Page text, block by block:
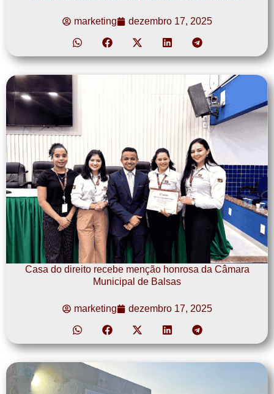
marketing dezembro 17, 2025
Casa do direito recebe menção honrosa da Câmara
Municipal de Balsas
marketing dezembro 17, 2025